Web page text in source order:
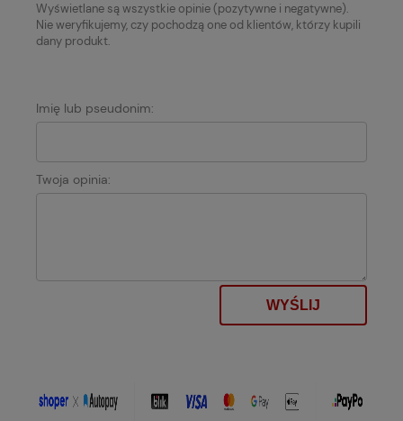
Wyświetlane są wszystkie opinie (pozytywne i negatywne).
Nie weryfikujemy, czy pochodzą one od klientów, którzy kupili
dany produkt.
Imię lub pseudonim:
Twoja opinia:
WYŚLIJ